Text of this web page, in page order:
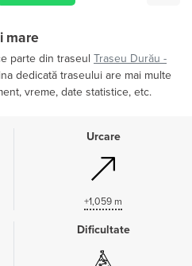
mare
parte din traseul Traseu Durău -
dedicată traseului are mai multe
vreme, date statistice, etc.
Urcare
+1,059 m
Dificultate